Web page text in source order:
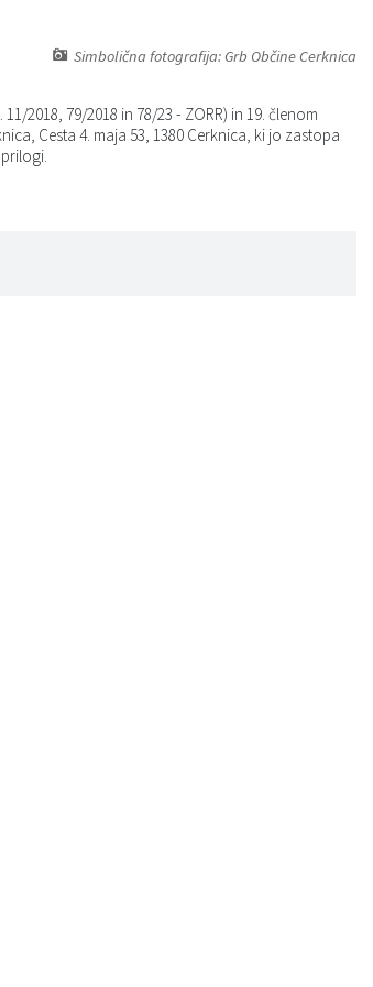
Simbolična fotografija: Grb Občine Cerknica
2018, 79/2018 in 78/23 - ZORR) in 19. členom
Cesta 4. maja 53, 1380 Cerknica, ki jo zastopa